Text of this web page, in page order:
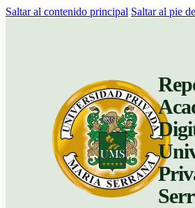
Saltar al contenido principal Saltar al pie